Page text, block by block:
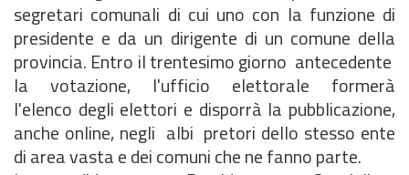
segretari comunali di cui uno con la funzione di
presidente e da un dirigente di un comune della
provincia. Entro il trentesimo giorno antecedente
la votazione, l'ufficio elettorale formerà
l'elenco degli elettori e disporrà la pubblicazione,
anche online, negli albi pretori dello stesso ente
di area vasta e dei comuni che ne fanno parte.